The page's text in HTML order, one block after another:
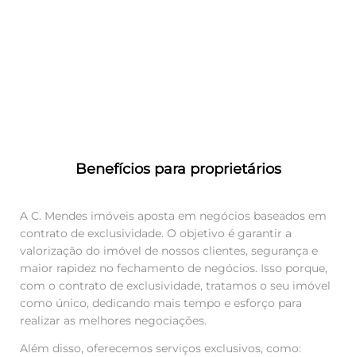
Benefícios para proprietários
A C. Mendes imóveis aposta em negócios baseados em
contrato de exclusividade. O objetivo é garantir a
valorização do imóvel de nossos clientes, segurança e
maior rapidez no fechamento de negócios. Isso porque,
com o contrato de exclusividade, tratamos o seu imóvel
como único, dedicando mais tempo e esforço para
realizar as melhores negociações.
Além disso, oferecemos serviços exclusivos, como: